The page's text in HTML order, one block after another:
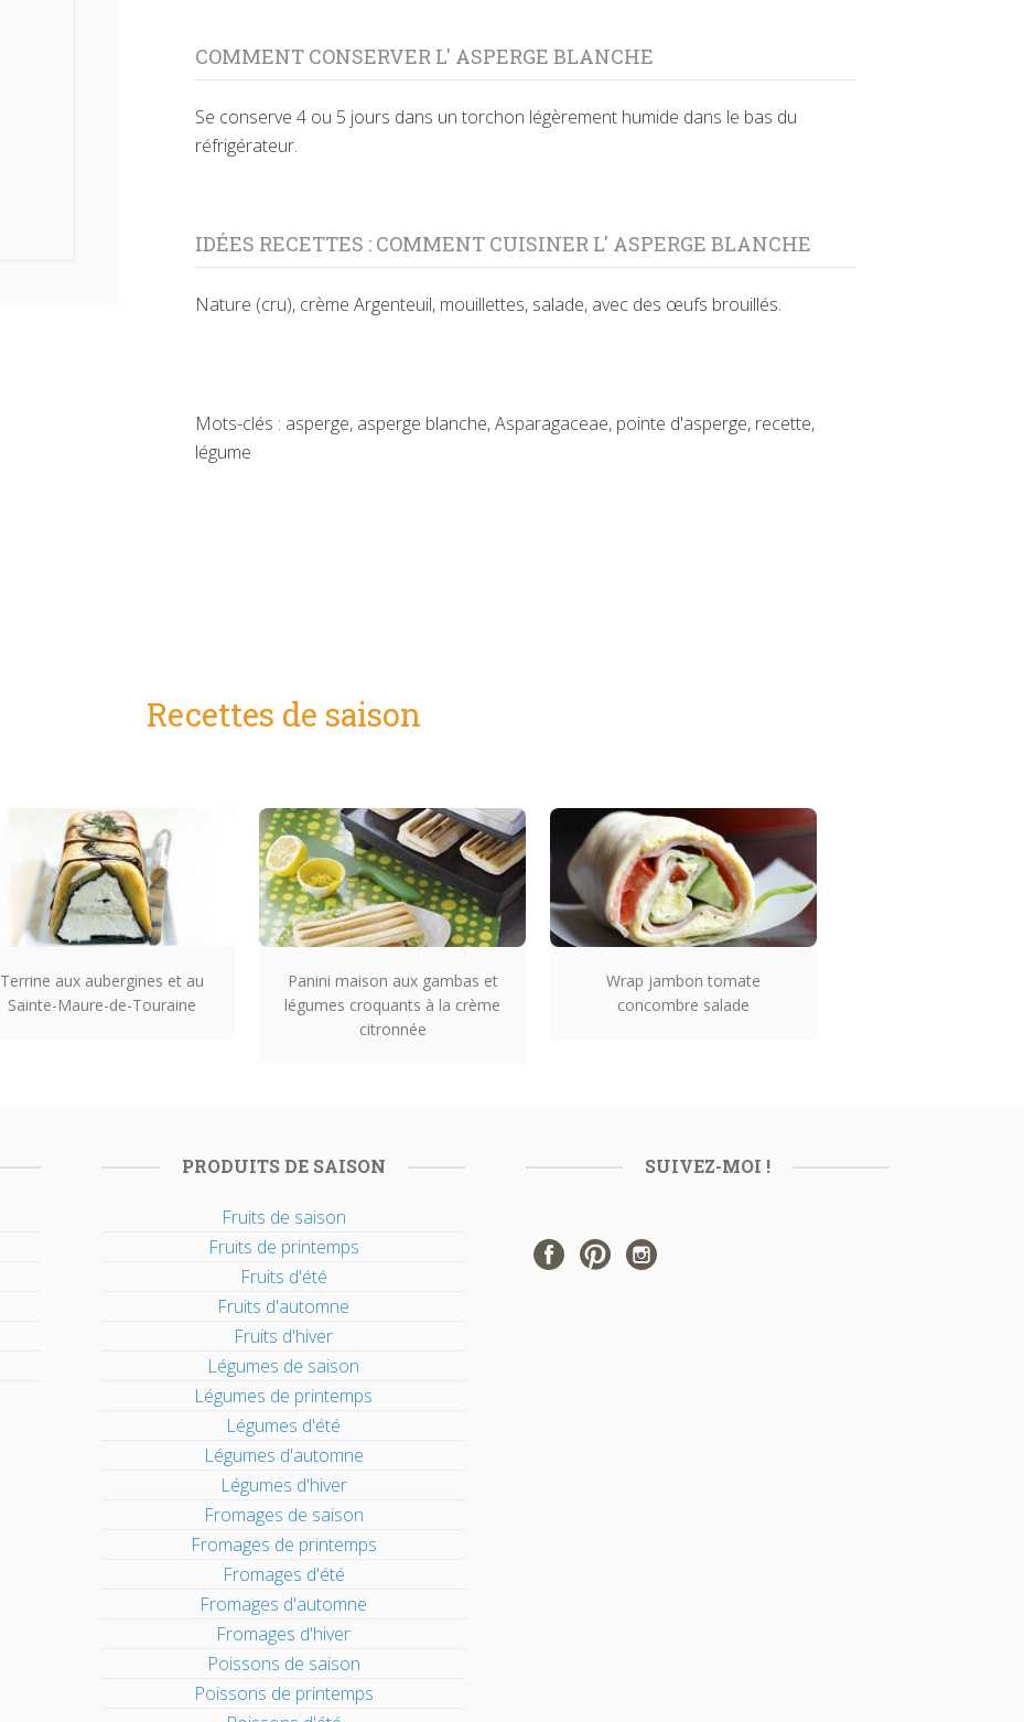
COMMENT CONSERVER L' ASPERGE BLANCHE
Se conserve 4 ou 5 jours dans un torchon légèrement humide dans le bas du
réfrigérateur.
IDÉES RECETTES : COMMENT CUISINER L' ASPERGE BLANCHE
Nature (cru), crème Argenteuil, mouillettes, salade, avec des œufs brouillés.
Mots-clés : asperge, asperge blanche, Asparagaceae, pointe d'asperge, recette,
légume
Recettes de saison
Terrine aux aubergines et au
Sainte-Maure-de-Touraine
Panini maison aux gambas et
légumes croquants à la crème
citronnée
Wrap jambon tomate
concombre salade
PRODUITS DE SAISON
Fruits de saison
Fruits de printemps
Fruits d'été
Fruits d'automne
Fruits d'hiver
Légumes de saison
Légumes de printemps
Légumes d'été
Légumes d'automne
Légumes d'hiver
Fromages de saison
Fromages de printemps
Fromages d'été
Fromages d'automne
Fromages d'hiver
Poissons de saison
Poissons de printemps
SUIVEZ-MOI !